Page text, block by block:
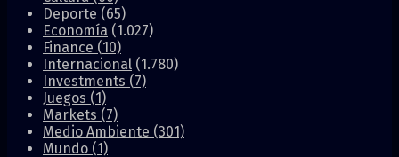
Deporte (65)
Economía (1.027)
Finance (10)
Internacional (1.780)
Investments (7)
Juegos (1)
Markets (7)
Medio Ambiente (301)
Mundo (1)